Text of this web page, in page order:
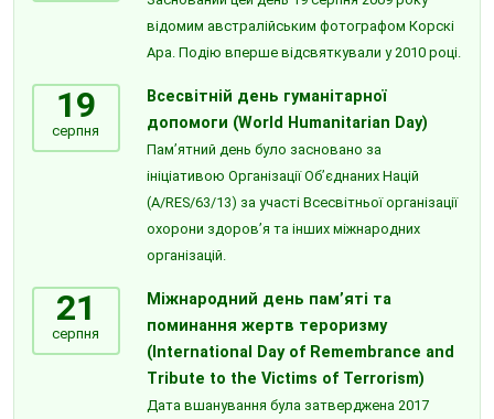
відомим австралійським фотографом Корскі
Ара. Подію вперше відсвяткували у 2010 році.
19
серпня
Всесвітній день гуманітарної
допомоги (World Humanitarian Day)
Пам’ятний день було засновано за
ініціативою Організації Об’єднаних Націй
(A/RES/63/13) за участі Всесвітньої організації
охорони здоров’я та інших міжнародних
організацій.
21
серпня
Міжнародний день пам’яті та
поминання жертв тероризму
(International Day of Remembrance and
Tribute to the Victims of Terrorism)
Дата вшанування була затверджена 2017